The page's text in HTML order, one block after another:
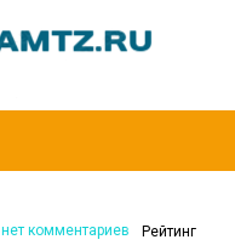
нет комментариев Рейтинг